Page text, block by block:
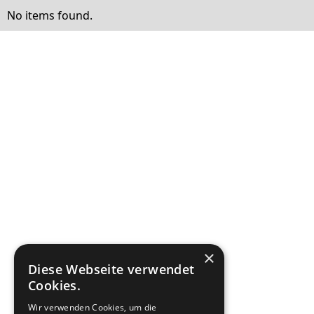
No items found.
×
Diese Webseite verwendet
Cookies.
Wir verwenden Cookies, um die